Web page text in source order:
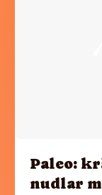
Paleo:
nudlar